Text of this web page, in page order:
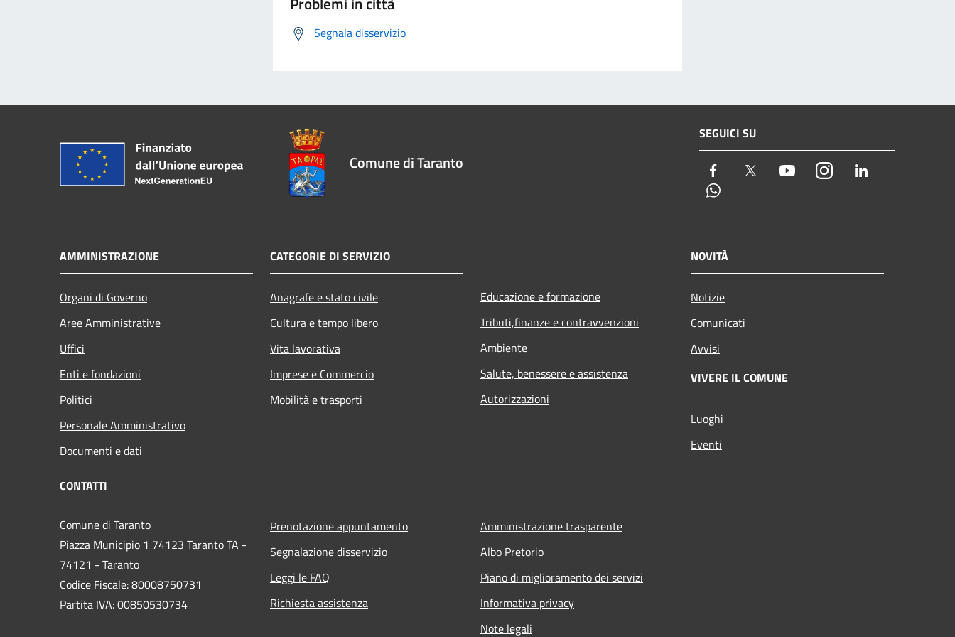
Segnala disservizio
Comune di Taranto
SEGUICI SU
Facebook Twitter YoutubeInstagram
AMMINISTRAZIONE
Organi di Governo
Aree Amministrative
Uffici
Enti e fondazioni
Politici
Personale Amministrativo
Documenti e dati
CATEGORIE DI SERVIZIO
Anagrafe e stato civile
Cultura e tempo libero
Vita lavorativa
Imprese e Commercio
Mobilità e trasporti
Educazione e formazione
Tributi,finanze e contravvenzioni
Ambiente
Salute, benessere e assistenza
Autorizzazioni
NOVITÀ
Notizie
Comunicati
Avvisi
VIVERE IL COMUNE
Luoghi
Eventi
CONTATTI
Comune di Taranto
Piazza Municipio 1 74123 Taranto TA -
74121 - Taranto
Codice Fiscale: 80008750731
Partita IVA: 00850530734
Prenotazione appuntamento
Segnalazione disservizio
Leggi le FAQ
Richiesta assistenza
Amministrazione trasparente
Albo Pretorio
Piano di miglioramento dei servizi
Informativa privacy
Note legali